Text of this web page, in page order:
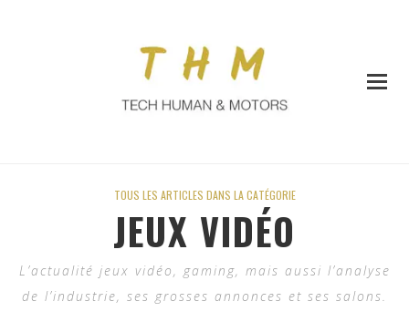
TOUS LES ARTICLES DANS LA CATÉGORIE
JEUX VIDÉO
L’actualité jeux vidéo, gaming, mais aussi l’analyse
de l’industrie, ses grosses annonces et ses salons.